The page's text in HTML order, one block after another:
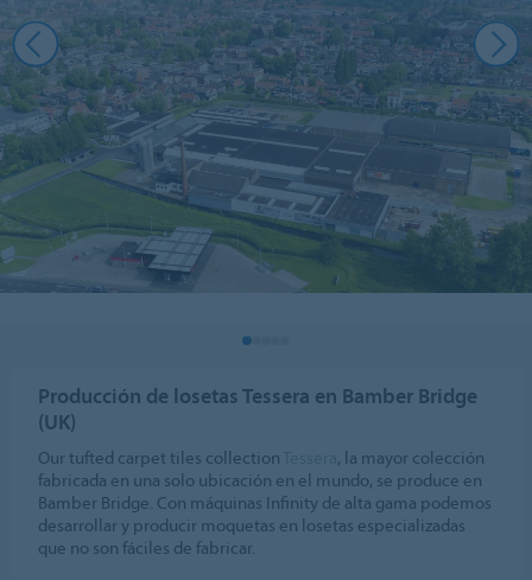
Producción de losetas Tessera en Bamber Bridge
(UK)
Our tufted carpet tiles collection
, la mayor colección
fabricada en una solo ubicación en el mundo, se produce en
Bamber Bridge. Con máquinas Infinity de alta gama podemos
desarrollar y producir moquetas en losetas especializadas
que no son fáciles de fabricar.